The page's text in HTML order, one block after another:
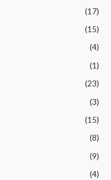
(17)
(15)
(4)
(1)
(23)
(3)
(15)
(8)
(9)
(4)